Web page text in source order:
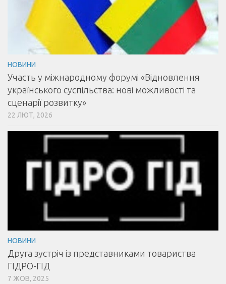
НОВИНИ
Участь у міжнародному форумі «Відновлення
українського суспільства: нові можливості та
сценарії розвитку»
22 ЛЮТ, 2026
НОВИНИ
Друга зустріч із представниками товариства
ГІДРО-ГІД
7 ЖОВ, 2025